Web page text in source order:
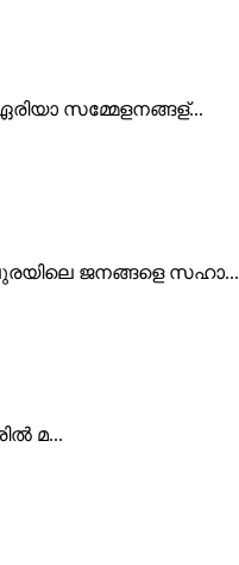
സമ്മേളനങ്ങള്...
ജനങ്ങളെ സഹാ...
മ...